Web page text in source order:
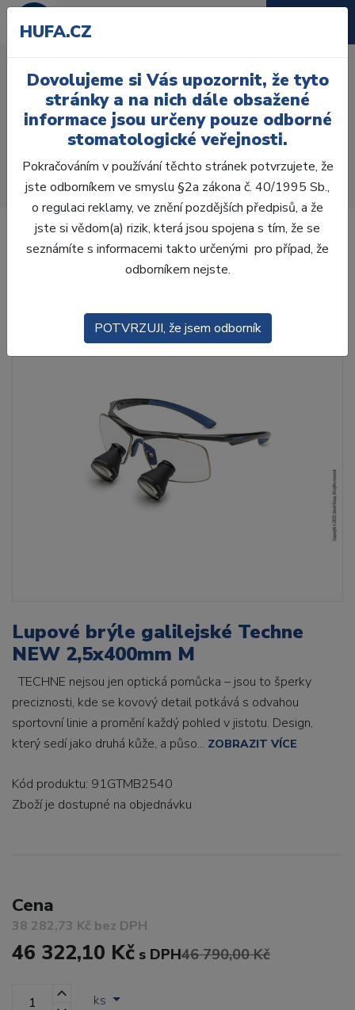
Techne NEW 2,5x400mm
M
Lupové brýle
Flip-Up (Universal)
Galilejské
2.5x zvětšení
Lupové brýle galilejské Techne NEW 2,5x400mm M
Lupové brýle galilejské Techne
NEW 2,5x400mm M
TECHNE nejsou jen optická pomůcka – jsou to šperky
preciznosti, kde se kovový detail potkává s odvahou
sportovní linie a promění každý pohled v jistotu. Design,
který sedí jako druhá kůže, a půso... ZOBRAZIT VÍCE
Kód produktu: 91GTMB2540
Zboží je dostupné na objednávku
Cena
38 282,73 Kč bez DPH
46 322,10 Kč s DPH46 790,00 Kč
ks
HUFA.CZ
Dovolujeme si Vás upozornit, že tyto
stránky a na nich dále obsažené
informace jsou určeny pouze odborné
stomatologické veřejnosti.
Pokračováním v používání těchto stránek potvrzujete, že
jste odborníkem ve smyslu §2a zákona č. 40/1995 Sb.,
o regulaci reklamy, ve znění pozdějších předpisů, a že
jste si vědom(a) rizik, která jsou spojena s tím, že se
seznámíte s informacemi takto určenými pro případ, že
odborníkem nejste.
POTVRZUJI, že jsem odborník